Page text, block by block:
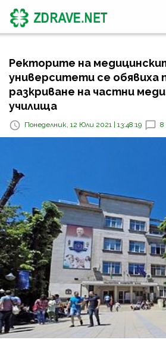
Ректорите на
университети се обявиха
разкриване на частни
училища
Понеделник, 12 Юли 2021 | 13:48:19 8